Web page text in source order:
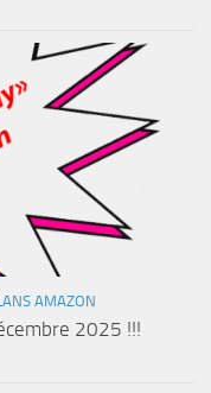
AMAZON
2025 !!!